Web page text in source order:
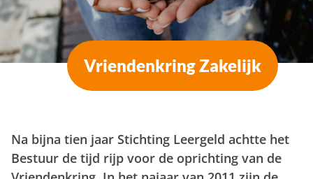
Vriendenkring Zakelijk
Na bijna tien jaar Stichting Leergeld achtte het
Bestuur de tijd rijp voor de oprichting van de